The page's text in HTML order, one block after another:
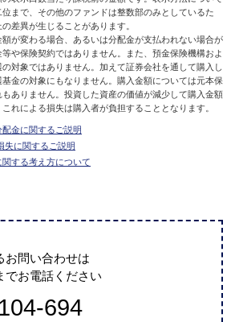
まで、その他のファンドは整数部のみとしているた
差異が生じることがあります。
が変わる場合、あるいは分配金が支払われない場合が
や保険契約ではありません。また、預金保険機構およ
対象ではありません。加えて証券会社を通して購入し
金の対象にもなりません。購入金額については元本保
ありません。投資した資産の価値が減少して購入金額
れによる損失は購入者が負担することとなります。
金に関するご説明
失に関するご説明
する考え方について
お問い合わせは
でお電話ください
694